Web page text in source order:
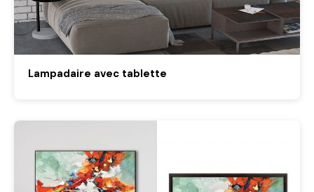
Lampadaire avec tablette